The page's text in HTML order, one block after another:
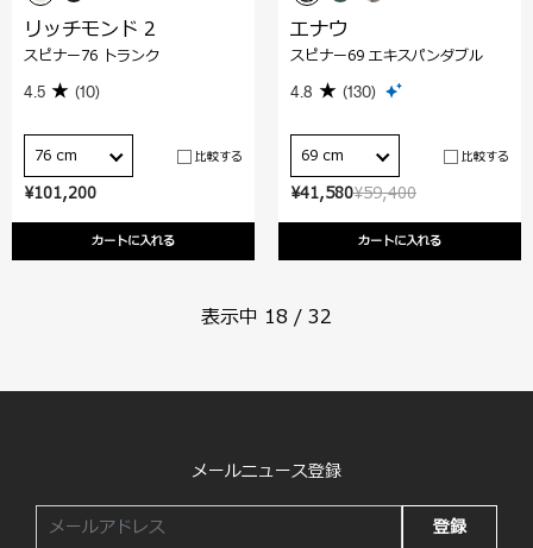
¥101,200
カートに入れる
リッチモンド 2
スピナー76 トランク
4.5 (10)
76 cm 比較する
¥59,400
¥41,580
カートに入れる
エナウ
スピナー69 エキスパンダブル
4.8 (130)
69 cm 比較する
表示中 18 / 32
メールニュース登録
登録